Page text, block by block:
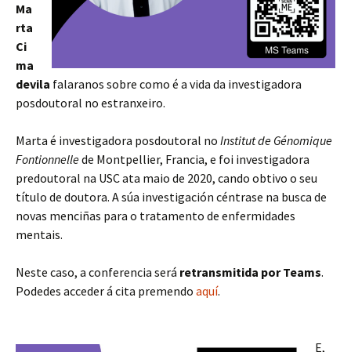
Ma
rta
Ci
ma
devila falaranos sobre como é a vida da investigadora
posdoutoral no estranxeiro.
Marta é investigadora posdoutoral no Institut de Génomique
Fontionnellede Montpellier, Francia, e foi investigadora
predoutoral na USC ata maio de 2020, cando obtivo o seu
título de doutora. A súa investigación céntrase na busca de
novas menciñas para o tratamento de enfermidades
mentais.
Neste caso, a conferencia será retransmitida por Teams.
Podedes acceder á cita premendo aquí.
E,